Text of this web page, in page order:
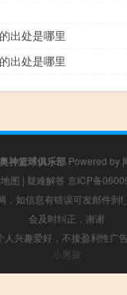
出处是哪里
出处是哪里
奥神篮球俱乐部Powered by
图 | 疑难解答 京ICP备
，如信息有错误可发邮件到
会及时纠正，谢谢
人兴趣爱好，不接盈利性广
小男孩